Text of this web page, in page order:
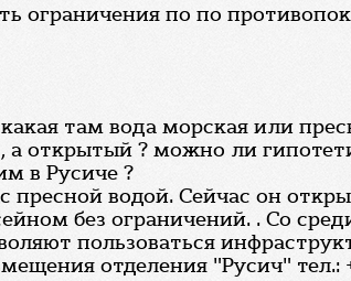
ограничения по по
там вода морская или
открытый ? можно ли
в Русиче ?
водой. Сейчас он
без ограничений. . Со
пользоваться
отделения "Русич" тел.: